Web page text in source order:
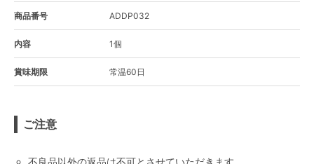
商品番号 ADDP032
内容 1個
賞味期限 常温60日
ご注意